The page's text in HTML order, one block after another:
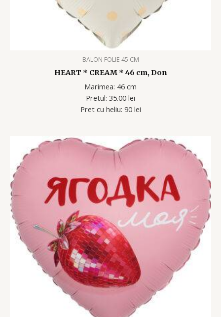
BALON FOLIE 45 CM
HEART * CREAM * 46 cm, Don
Marimea: 46 cm
Pretul: 35.00 lei
Pret cu heliu: 90 lei